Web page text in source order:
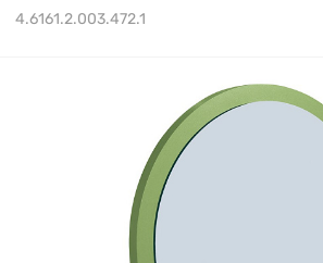
4.6161.2.003.472.1